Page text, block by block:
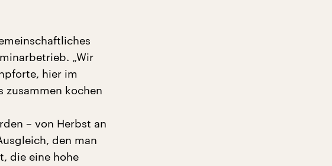
„Wir
hier im
zusammen kochen
– von Herbst an
den man
die eine hohe